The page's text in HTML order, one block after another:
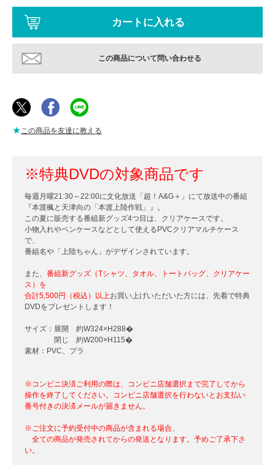
この商品について問い合わせる
★この商品を友達に教える
※特典DVDの対象商品です
毎週月曜21:30～22:00に文化放送「超！A&G＋」にて放送中の番組
『本渡楓と天津向の「本渡上陸作戦」』。
この夏に販売する番組新グッズ4つ目は、クリアケースです。
小物入れやペンケースなどとして使えるPVCクリアマルチケース
で、
番組名や「上陸ちゃん」がデザインされています。
また、 番組新グッズ（Tシャツ、タオル、トートバッグ、クリアケー
ス）を
合計5,500円（税込）以上お買い上げいただいた方には、先着で特典
DVDをプレゼントします！
サイズ：展開 約W324×H288�
閉じ 約W200×H115�
素材：PVC、プラ
※コンビニ決済ご利用の際は、コンビニ店舗選択まで完了してから
操作を終了してください。コンビニ店舗選択を行わないとお支払い
番号付きの決済メールが届きません。
※ご注文に予約受付中の商品が含まれる場合、
全ての商品が発売されてからの発送となります。予めご了承下さ
い。